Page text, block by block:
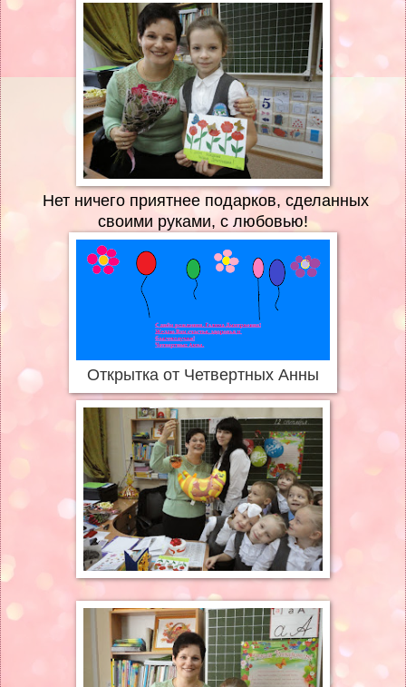
Нет ничего приятнее подарков, сделанных
своими руками, с любовью!
Открытка от Четвертных Анны